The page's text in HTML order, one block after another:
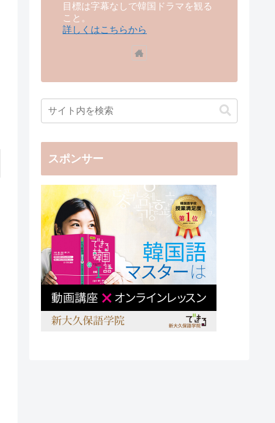
目標は字幕なしで韓国ドラマを観る
こと。
詳しくはこちらから
スポンサー